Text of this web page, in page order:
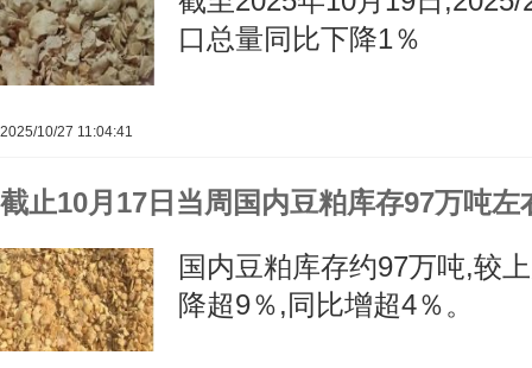
口总量同比下降1％
2025/10/27 11:04:41
截止10月17日当周国内豆粕库存97万吨左
国内豆粕库存约97万吨,较
降超9％,同比增超4％。